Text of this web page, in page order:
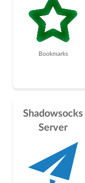
Bookmarks
Shadowsocks
Server